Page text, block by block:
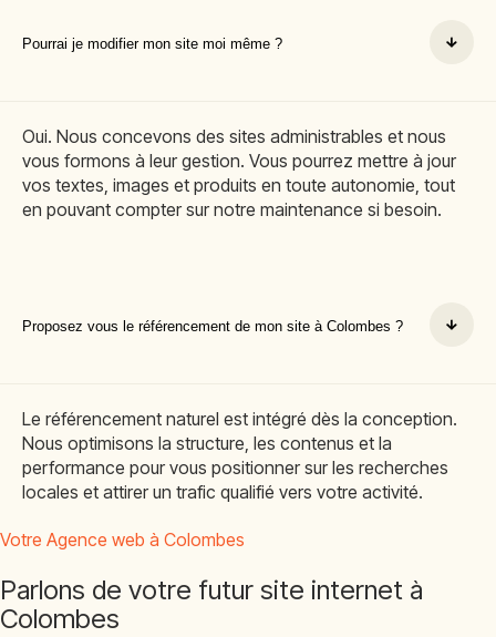
Pourrai je modifier mon site moi même ?
Oui. Nous concevons des sites administrables et nous
vous formons à leur gestion. Vous pourrez mettre à jour
vos textes, images et produits en toute autonomie, tout
en pouvant compter sur notre maintenance si besoin.
Proposez vous le référencement de mon site à Colombes ?
Le référencement naturel est intégré dès la conception.
Nous optimisons la structure, les contenus et la
performance pour vous positionner sur les recherches
locales et attirer un trafic qualifié vers votre activité.
Votre Agence web à Colombes
Parlons de votre futur site internet à
Colombes